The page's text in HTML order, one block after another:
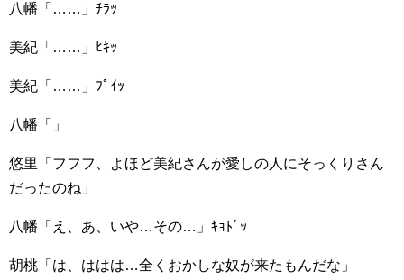
八幡「……」ﾁﾗｯ
美紀「……」ﾋｷｯ
美紀「……」ﾌﾟｲｯ
八幡「」
悠里「フフフ、よほど美紀さんが愛しの人にそっくりさん
だったのね」
八幡「え、あ、いや…その…」ｷｮﾄﾞｯ
胡桃「は、ははは…全くおかしな奴が来たもんだな」